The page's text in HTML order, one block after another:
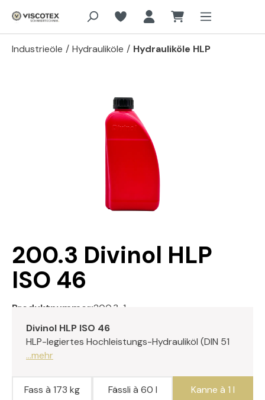
Zum Hauptinhalt springen
Industrieöle / Hydrauliköle / Hydrauliköle HLP
200.3 Divinol HLP
ISO 46
Produktnummer:200.3-1
Divinol HLP ISO 46
HLP-legiertes Hochleistungs-Hydrauliköl (DIN 51
...mehr
Fass à 173 kg Fässli à 60 l Kanne à 1 l